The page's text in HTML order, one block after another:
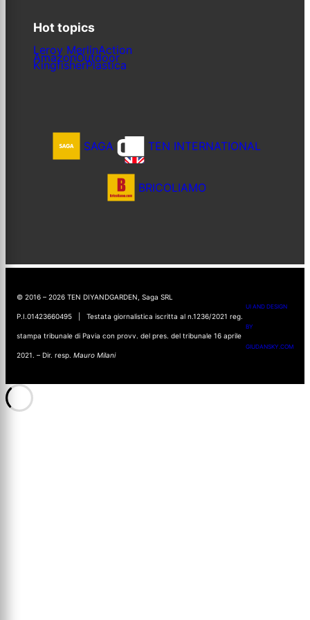
Hot topics
Leroy MerlinAction
AmazonOutdoor
KingfisherPlastica
SAGA TEN INTERNATIONAL
BRICOLIAMO
© 2016 – 2026 TEN DIYANDGARDEN, Saga SRL
P.I.01423660495 | Testata giornalistica iscritta al n.1236/2021 reg.
stampa tribunale di Pavia con provv. del pres. del tribunale 16 aprile
2021. – Dir. resp. Mauro Milani
UI AND DESIGN
BY
GIUDANSKY.COM